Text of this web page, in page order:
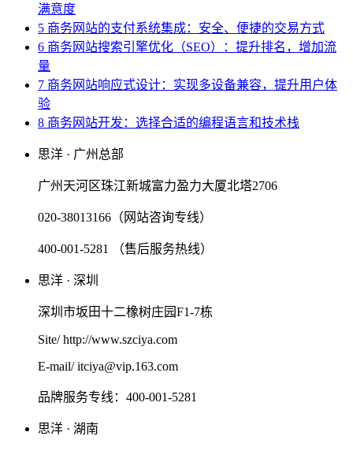
满意度
5 商务网站的支付系统集成：安全、便捷的交易方式
6 商务网站搜索引擎优化（SEO）：提升排名，增加流
量
7 商务网站响应式设计：实现多设备兼容，提升用户体
验
8 商务网站开发：选择合适的编程语言和技术栈
思洋 · 广州总部
广州天河区珠江新城富力盈力大厦北塔2706
020-38013166（网站咨询专线）
400-001-5281 （售后服务热线）
思洋 · 深圳
深圳市坂田十二橡树庄园F1-7栋
Site/ http://www.szciya.com
E-mail/ itciya@vip.163.com
品牌服务专线：400-001-5281
思洋 · 湖南